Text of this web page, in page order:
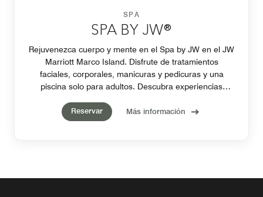
SPA
SPA BY JW®
Rejuvenezca cuerpo y mente en el Spa by JW en el JW
Marriott Marco Island. Disfrute de tratamientos
faciales, corporales, manicuras y pedicuras y una
piscina solo para adultos. Descubra experiencias
Marco Island, Florida.
Reservar Más información